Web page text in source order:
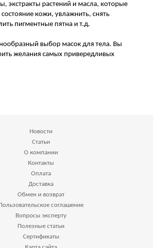
экстракты растений и масла, которые
кожи, увлажнить, снять
пигментные пятна и т.д.
выбор масок для тела. Вы
желания самых привередливых
Новости
Статьи
О компании
Контакты
Оплата
Доставка
Обмен и возврат
соглашение
Вопросы эксперту
Полезные статьи
Сертификаты